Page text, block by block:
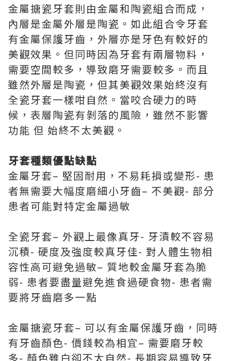
金屬搪瓷牙套則由金屬和陶瓷組合而成，
內層是金屬外層是陶瓷。如此組合令牙套
有金屬保護牙齒，外層亦是牙色有較好的
美觀效果。但同時因為牙套有兩層物料，
需要空間較多，導致磨牙需要較多。而且
雖然外層是陶瓷，但其美觀效果始終沒有
全瓷牙套一樣咁自然。當咬合硬力的時
候，表層陶瓷有剝落的風險，雖然不影響
功能 但 始終不太美觀。
牙套種類優點缺點
金屬牙套– 堅固耐用，不易耗損或變形- 患
者無需要大幅度磨細小牙齒– 不美觀- 部分
患者可能對特定金屬過敏
全瓷牙套– 外觀上最像真牙- 牙漬較不容易
沉積- 硬度及強度較真牙佳- 對人體生物相
容性高可避免過敏– 質地較金屬牙套為脆
弱- 患者要盡量避免進食過硬食物- 患者需
要將牙齒磨多一點
金屬搪瓷牙套– 可以有金屬保護牙齒，同時
有牙齒顏色- 價錢較為相宜– 需要磨牙較
多- 顏色雖白卻不太自然- 長期容易導致牙